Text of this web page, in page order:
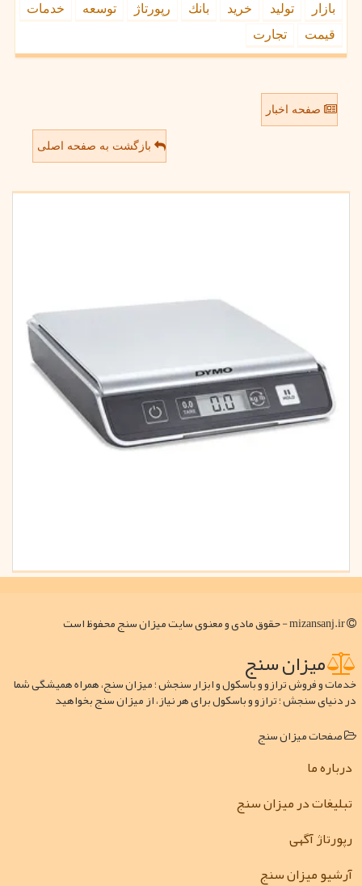
بازار تولید خرید بانك رپورتاژ توسعه
خدمات
قیمت
تجارت
صفحه اخبار
بازگشت به صفحه اصلی
میزان سنج
خدمات و فروش ترازو و باسکول و ابزار سنجش ؛ میزان سنج، همراه همیشگی شما
در دنیای سنجش ؛ ترازو و باسکول برای هر نیاز، از میزان سنج بخواهید
صفحات میزان سنج
درباره ما
تبلیغات در میزان سنج
رپورتاژ آگهی
آرشیو میزان سنج